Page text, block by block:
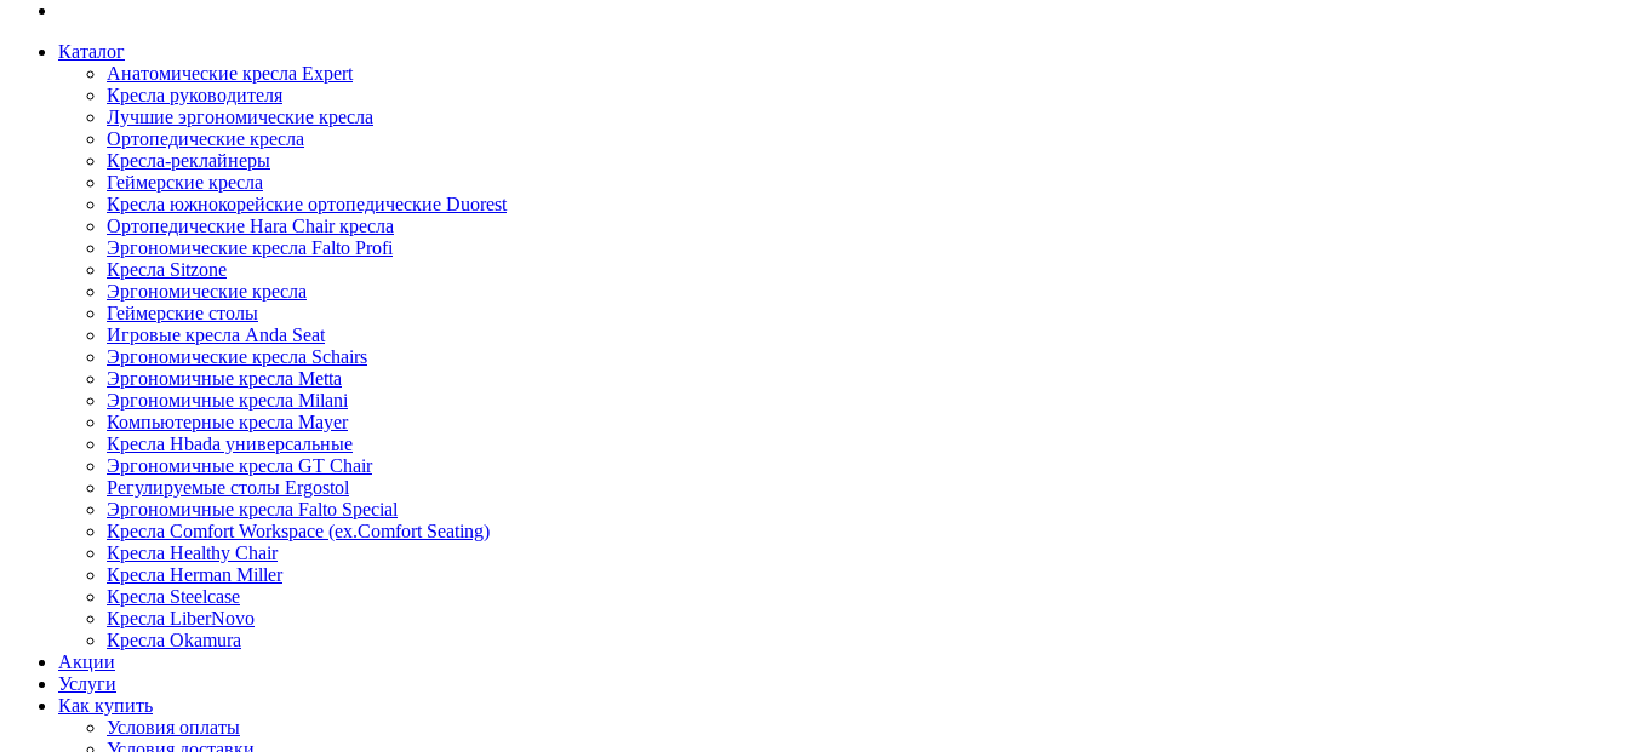
Каталог
Анатомические кресла Expert
Кресла руководителя
Лучшие эргономические кресла
Ортопедические кресла
Кресла-реклайнеры
Геймерские кресла
Кресла южнокорейские ортопедические Duorest
Ортопедические Hara Chair кресла
Эргономические кресла Falto Profi
Кресла Sitzone
Эргономические кресла
Геймерские столы
Игровые кресла Anda Seat
Эргономические кресла Schairs
Эргономичные кресла Metta
Эргономичные кресла Milani
Компьютерные кресла Mayer
Кресла Hbada универсальные
Эргономичные кресла GT Chair
Регулируемые столы Ergostol
Эргономичные кресла Falto Special
Кресла Comfort Workspace (ex.Comfort Seating)
Кресла Healthy Chair
Кресла Herman Miller
Кресла Steelcase
Кресла LiberNovo
Кресла Okamura
Акции
Услуги
Как купить
Условия оплаты